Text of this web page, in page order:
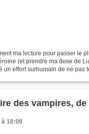
ma lecture pour passer le
(et prendre ma dose de
un effort surhumain de ne pas
des vampires,
à 18:00